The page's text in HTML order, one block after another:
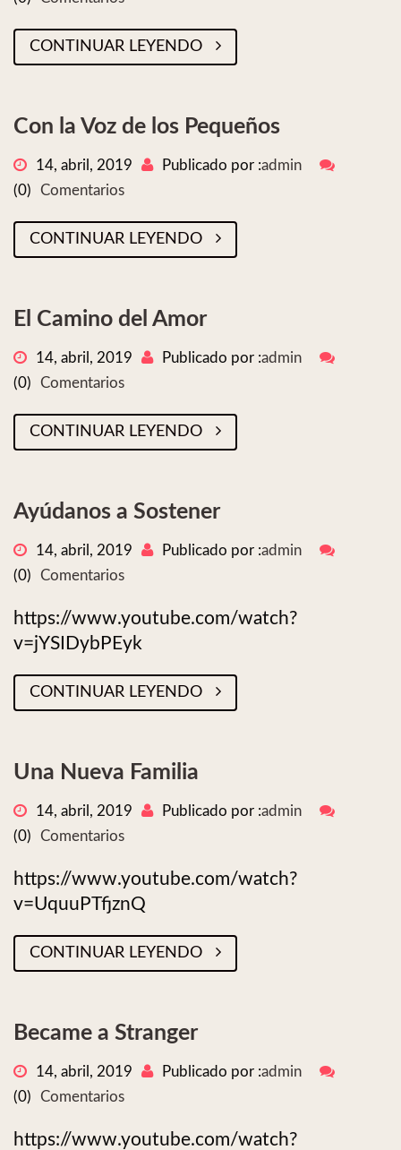
CONTINUAR LEYENDO
Con la Voz de los Pequeños
14, abril, 2019 Publicado por :admin
(0)
Comentarios
CONTINUAR LEYENDO
El Camino del Amor
14, abril, 2019 Publicado por :admin
(0)
Comentarios
CONTINUAR LEYENDO
Ayúdanos a Sostener
14, abril, 2019 Publicado por :admin
(0)
Comentarios
https://www.youtube.com/watch?
v=jYSIDybPEyk
CONTINUAR LEYENDO
Una Nueva Familia
14, abril, 2019 Publicado por :admin
(0)
Comentarios
https://www.youtube.com/watch?
v=UquuPTfjznQ
CONTINUAR LEYENDO
Became a Stranger
14, abril, 2019 Publicado por :admin
(0)
Comentarios
https://www.youtube.com/watch?